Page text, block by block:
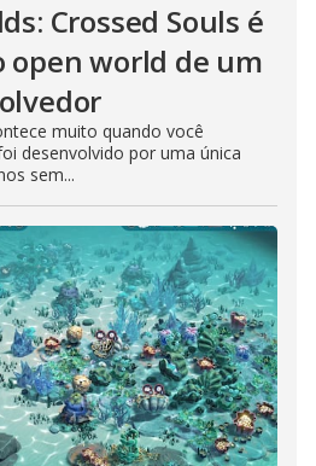
Crossed Souls é
open world de um
muito quando você
desenvolvido por uma única
sem...